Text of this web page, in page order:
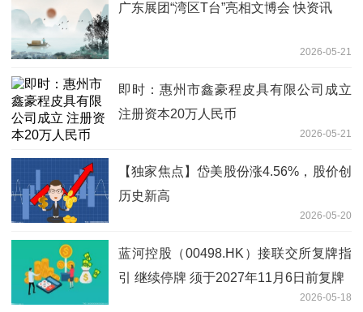
广东展团“湾区T台”亮相文博会 快资讯
2026-05-21
即时：惠州市鑫豪程皮具有限公司成立
注册资本20万人民币
2026-05-21
【独家焦点】岱美股份涨4.56%，股价创
历史新高
2026-05-20
蓝河控股（00498.HK）接联交所复牌指
引 继续停牌 须于2027年11月6日前复牌
2026-05-18